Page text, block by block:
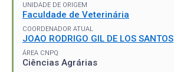
UNIDADE DE ORIGEM
Faculdade de Veterinária
COORDENADOR ATUAL
JOAO RODRIGO GIL DE LOS SANTOS
ÁREA CNPQ
Ciências Agrárias